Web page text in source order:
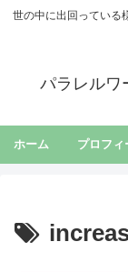
世の中に出回っている
パラレルワ
ホーム プロフィ